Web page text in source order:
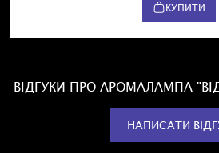
КУПИТИ
ВІДГУКИ ПРО АРОМАЛАМПА
НАПИСАТИ